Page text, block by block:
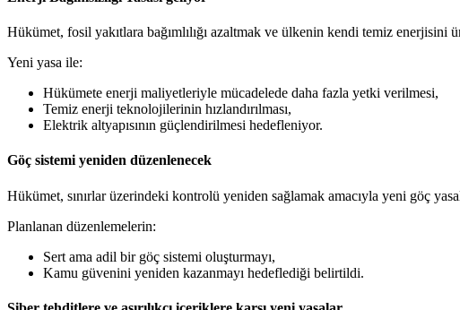
Hükümet, fosil yakıtlara bağımlılığı azaltmak ve ülkenin kendi temiz enerjisini
Yeni yasa ile:
Hükümete enerji maliyetleriyle mücadelede daha fazla yetki verilmesi,
Temiz enerji teknolojilerinin hızlandırılması,
Elektrik altyapısının güçlendirilmesi hedefleniyor.
Göç sistemi yeniden düzenlenecek
Hükümet, sınırlar üzerindeki kontrolü yeniden sağlamak amacıyla yeni göç
Planlanan düzenlemelerin:
Sert ama adil bir göç sistemi oluşturmayı,
Kamu güvenini yeniden kazanmayı hedeflediği belirtildi.